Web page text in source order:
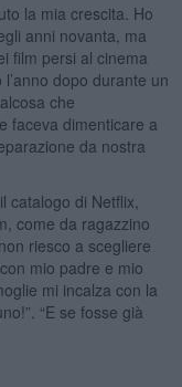
la mia crescita. Ho
anni novanta, ma
film persi al cinema
dopo durante un
che
faceva dimenticare a
da nostra
catalogo di Netflix,
come da ragazzino
riesco a scegliere
mio padre e mio
mi incalza con la
“E se fosse già